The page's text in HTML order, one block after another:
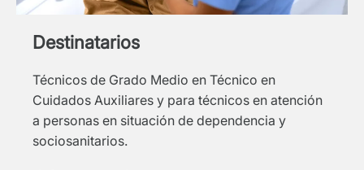
Destinatarios
Técnicos de Grado Medio en Técnico en
Cuidados Auxiliares y para técnicos en atención
a personas en situación de dependencia y
sociosanitarios.